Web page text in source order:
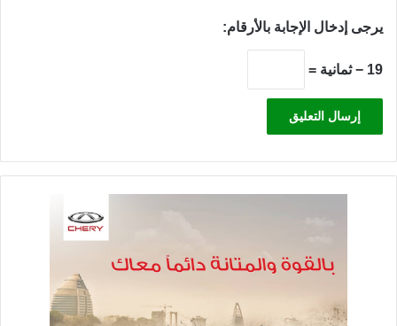
يرجى إدخال الإجابة بالأرقام:
19 − ثمانية =